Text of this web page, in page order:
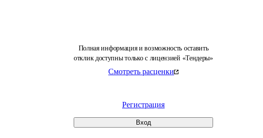
Полная информация и возможность оставить
отклик доступны только с лицензией «Тендеры»
Смотреть расценки
Регистрация
Вход